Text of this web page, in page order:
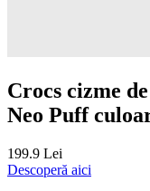
Crocs cizme
Neo Puff
199.9 Lei
Descoperă aici